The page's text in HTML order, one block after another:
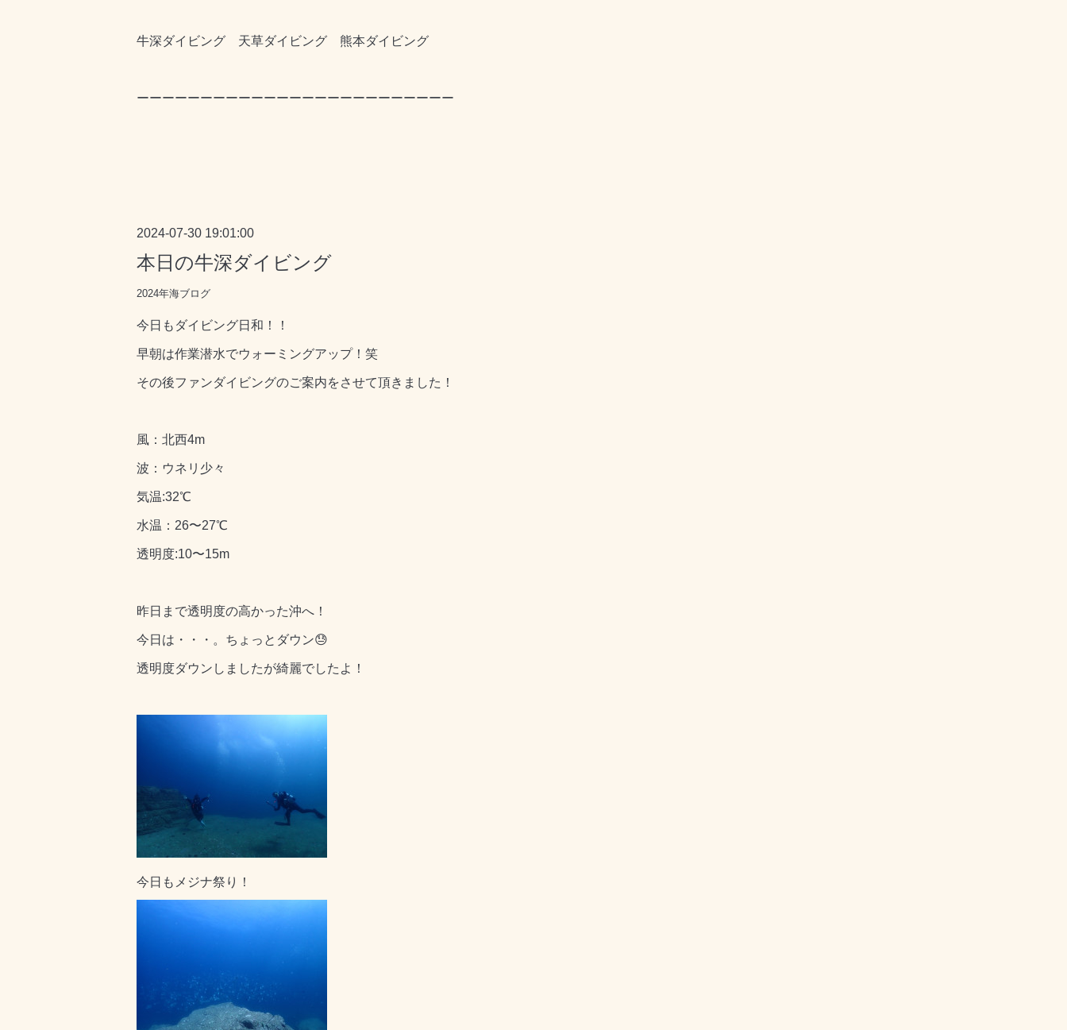
牛深ダイビング 天草ダイビング 熊本ダイビング
ーーーーーーーーーーーーーーーーーーーーーーーーー
2024-07-30 19:01:00
本日の牛深ダイビング
2024年海ブログ
今日もダイビング日和！！
早朝は作業潜水でウォーミングアップ！笑
その後ファンダイビングのご案内をさせて頂きました！
風：北西4m
波：ウネリ少々
気温:32℃
水温：26〜27℃
透明度:10〜15m
昨日まで透明度の高かった沖へ！
今日は・・・。ちょっとダウン😓
透明度ダウンしましたが綺麗でしたよ！
今日もメジナ祭り！